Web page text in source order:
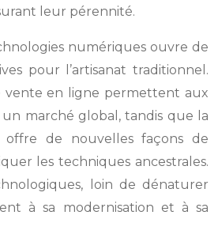
leur pérennité.
numériques ouvre de
pour l’artisanat traditionnel.
vente en ligne permettent aux
marché global, tandis que la
offre de nouvelles façons de
les techniques ancestrales.
loin de dénaturer
à sa modernisation et à sa